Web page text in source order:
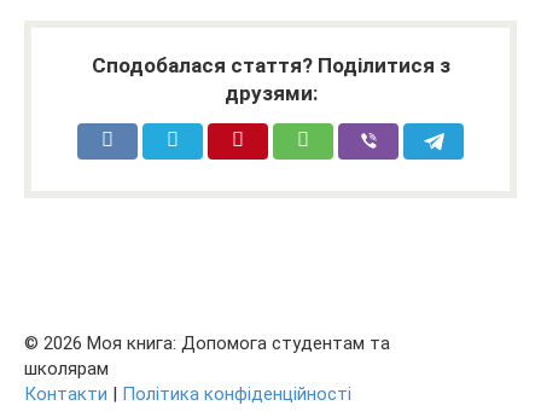
Сподобалася стаття? Поділитися з
друзями:
© 2026 Моя книга: Допомога студентам та
школярам
Контакти | Політика конфіденційності